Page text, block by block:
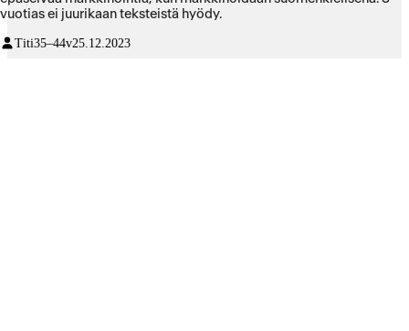
vuotias ei juurikaan teksteistä hyödy.
Titi35–44v25.12.2023